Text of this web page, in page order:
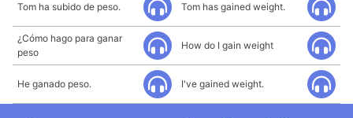
Tom ha subido de peso. Tom has gained weight.
¿Cómo hago para ganar
peso
How do I gain weight
He ganado peso. I've gained weight.